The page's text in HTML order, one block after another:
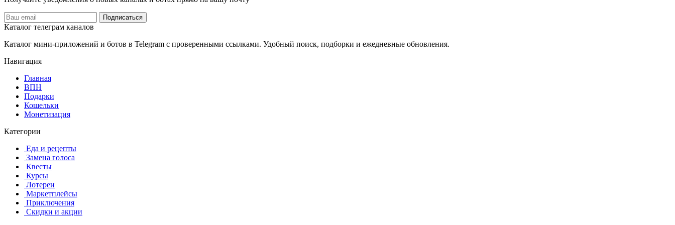
Подписаться
Каталог телеграм каналов
Каталог мини-приложений и ботов в Telegram с проверенными ссылками. Удобный поиск, подборки и ежедневные обновления.
Навигация
Главная
️ВПН
Подарки
Кошельки
Монетизация
Категории
️ ️Еда и рецепты
️ Замена голоса
️ Квесты
‍ Курсы
️ Лотереи
️ Маркетплейсы
️ Приключения
️ Скидки и акции